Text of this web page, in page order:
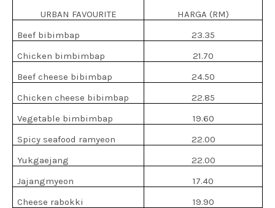
URBAN FAVOURITE
HARGA (RM)
Beef bibimbap
23.35
Chicken bimbimbap
21.70
Beef cheese bibimbap
24.50
Chicken cheese bibimbap
22.85
Vegetable bimbimbap
19.60
Spicy seafood ramyeon
22.00
Yukgaejang
22.00
Jajangmyeon
17.40
Cheese rabokki
19.90